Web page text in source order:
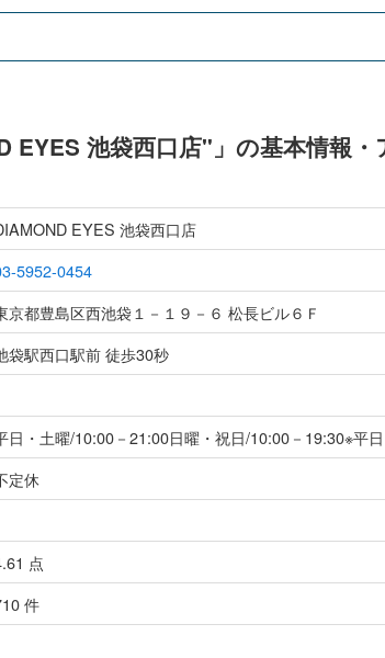
EYES 池袋西口店"」の基本情報・
EYES 池袋西口店
5952-0454
京都豊島区西池袋１－１９－６ 松長ビル６Ｆ
袋駅西口駅前 徒歩30秒
日・土曜/10:00－21:00日曜・祝日/10:00－19:30※平
定休
点
件